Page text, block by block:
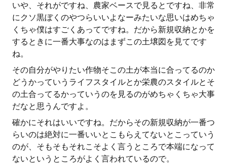
いや、それがですね、農家ベースで見るとですね、非常
にクソ黒ぼくのやつらいいよなーみたいな思いはめちゃ
くちゃ僕はすごくあってですね。だから新規収納とかを
するときに一番大事なのはまずこの土壌図を見てです
ね。
その自分がやりたい作物そこの土が本当に合ってるのか
どうかっていうライフスタイルとか栄農のスタイルとそ
の土合ってるかっていうのを見るのがめちゃくちゃ大事
だなと思うんですよ。
確かにそれはいいですね。だからその新規収納が一番つ
らいのは絶対に一番いいとこもらえてないとこっていう
のが、そもそもそれこそよく言うところで本端になって
ないというところがよく言われているので。